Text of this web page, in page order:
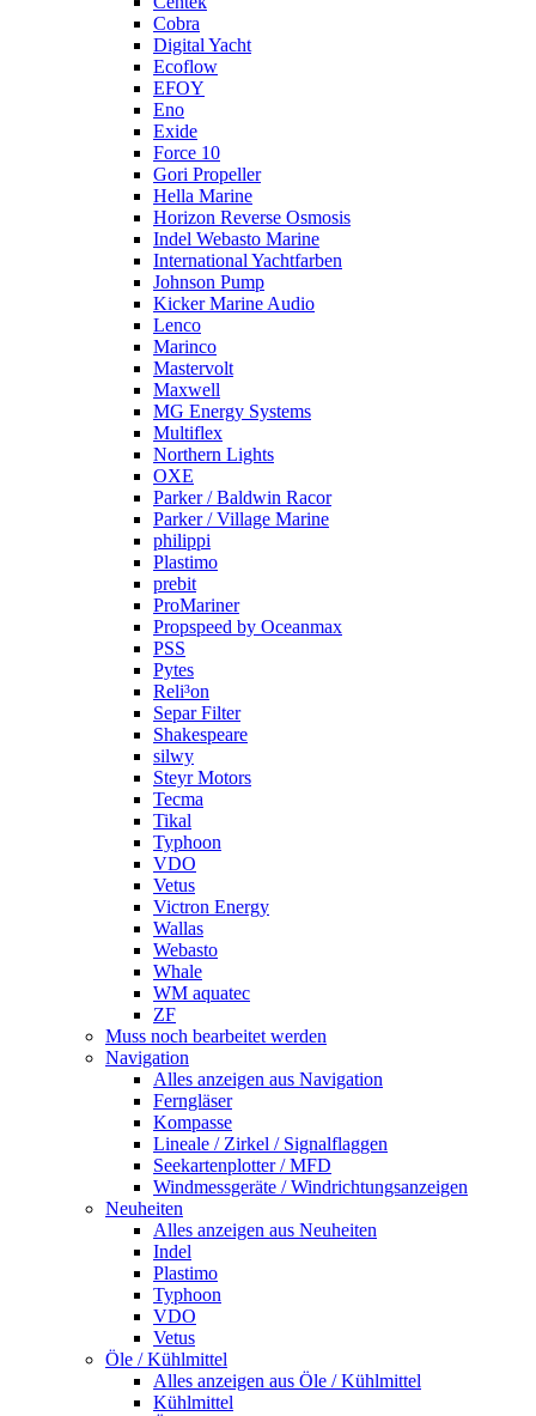
Cobra
Digital Yacht
Ecoflow
EFOY
Eno
Exide
Force 10
Gori Propeller
Hella Marine
Horizon Reverse Osmosis
Indel Webasto Marine
International Yachtfarben
Johnson Pump
Kicker Marine Audio
Lenco
Marinco
Mastervolt
Maxwell
MG Energy Systems
Multiflex
Northern Lights
OXE
Parker / Baldwin Racor
Parker / Village Marine
philippi
Plastimo
prebit
ProMariner
Propspeed by Oceanmax
PSS
Pytes
Reli³on
Separ Filter
Shakespeare
silwy
Steyr Motors
Tecma
Tikal
Typhoon
VDO
Vetus
Victron Energy
Wallas
Webasto
Whale
WM aquatec
ZF
Muss noch bearbeitet werden
Navigation
Alles anzeigen aus Navigation
Ferngläser
Kompasse
Lineale / Zirkel / Signalflaggen
Seekartenplotter / MFD
Windmessgeräte / Windrichtungsanzeigen
Neuheiten
Alles anzeigen aus Neuheiten
Indel
Plastimo
Typhoon
VDO
Vetus
Öle / Kühlmittel
Alles anzeigen aus Öle / Kühlmittel
Kühlmittel